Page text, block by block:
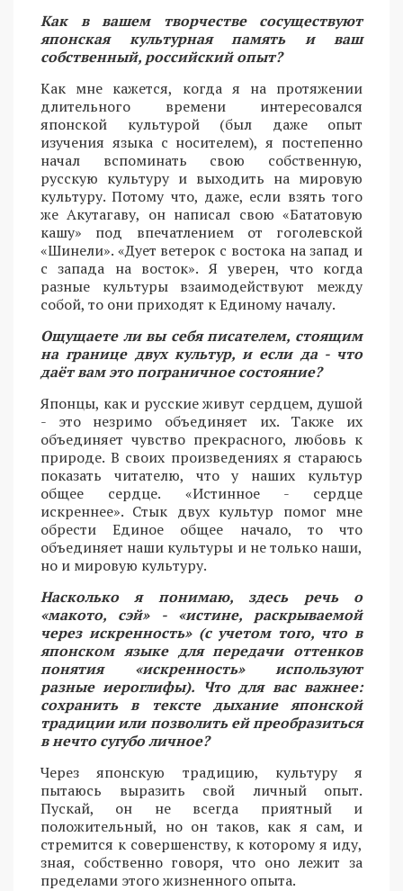
Как в вашем творчестве сосуществуют
японская культурная память и ваш
собственный, российский опыт?
Как мне кажется, когда я на протяжении
длительного времени интересовался
японской культурой (был даже опыт
изучения языка с носителем), я постепенно
начал вспоминать свою собственную,
русскую культуру и выходить на мировую
культуру. Потому что, даже, если взять того
же Акутагаву, он написал свою «Бататовую
кашу» под впечатлением от гоголевской
«Шинели». «Дует ветерок с востока на запад и
с запада на восток». Я уверен, что когда
разные культуры взаимодействуют между
собой, то они приходят к Единому началу.
Ощущаете ли вы себя писателем, стоящим
на границе двух культур, и если да - что
даёт вам это пограничное состояние?
Японцы, как и русские живут сердцем, душой
- это незримо объединяет их. Также их
объединяет чувство прекрасного, любовь к
природе. В своих произведениях я стараюсь
показать читателю, что у наших культур
общее сердце. «Истинное - сердце
искреннее». Стык двух культур помог мне
обрести Единое общее начало, то что
объединяет наши культуры и не только наши,
но и мировую культуру.
Насколько я понимаю, здесь речь о
«макото, сэй» - «истине, раскрываемой
через искренность» (с учетом того, что в
японском языке для передачи оттенков
понятия «искренность» используют
разные иероглифы). Что для вас важнее:
сохранить в тексте дыхание японской
традиции или позволить ей преобразиться
в нечто сугубо личное?
Через японскую традицию, культуру я
пытаюсь выразить свой личный опыт.
Пускай, он не всегда приятный и
положительный, но он таков, как я сам, и
стремится к совершенству, к которому я иду,
зная, собственно говоря, что оно лежит за
пределами этого жизненного опыта.